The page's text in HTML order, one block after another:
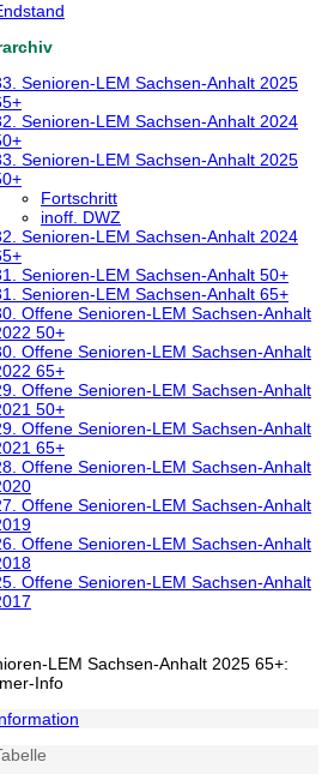
Senioren-LEM Sachsen-Anhalt 2025
Senioren-LEM Sachsen-Anhalt 2024
Senioren-LEM Sachsen-Anhalt 2025
Fortschritt
inoff. DWZ
Senioren-LEM Sachsen-Anhalt 2024
Senioren-LEM Sachsen-Anhalt 50+
Senioren-LEM Sachsen-Anhalt 65+
Offene Senioren-LEM Sachsen-Anhalt
50+
Offene Senioren-LEM Sachsen-Anhalt
65+
Offene Senioren-LEM Sachsen-Anhalt
50+
Offene Senioren-LEM Sachsen-Anhalt
65+
Offene Senioren-LEM Sachsen-Anhalt
Offene Senioren-LEM Sachsen-Anhalt
Offene Senioren-LEM Sachsen-Anhalt
Offene Senioren-LEM Sachsen-Anhalt
LEM Sachsen-Anhalt 2025 65+:
Info